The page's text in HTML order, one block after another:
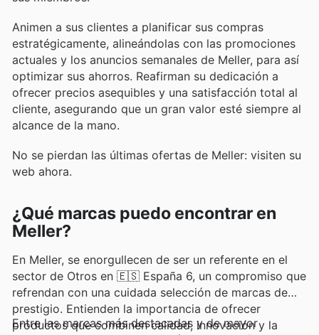
Animen a sus clientes a planificar sus compras
estratégicamente, alineándolas con las promociones
actuales y los anuncios semanales de Meller, para así
optimizar sus ahorros. Reafirman su dedicación a
ofrecer precios asequibles y una satisfacción total al
cliente, asegurando que un gran valor esté siempre al
alcance de la mano.
No se pierdan las últimas ofertas de Meller: visiten su
web ahora.
¿Qué marcas puedo encontrar en
Meller?
En Meller, se enorgullecen de ser un referente en el
sector de Otros en 🇪🇸 España 6, un compromiso que
refrendan con una cuidada selección de marcas de
prestigio. Entienden la importancia de ofrecer
productos que combinen calidad, innovación y la
Entre las marcas más destacadas y de mayor